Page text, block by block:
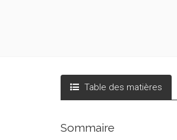
Table des matières
Sommaire